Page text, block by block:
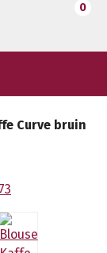
0
Curve bruin